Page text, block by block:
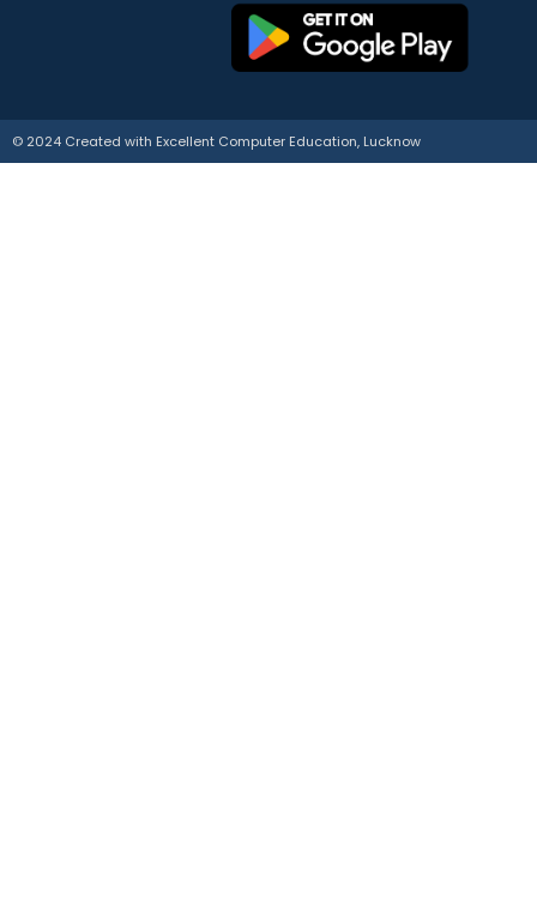
© 2024 Created with Excellent Computer Education, Lucknow